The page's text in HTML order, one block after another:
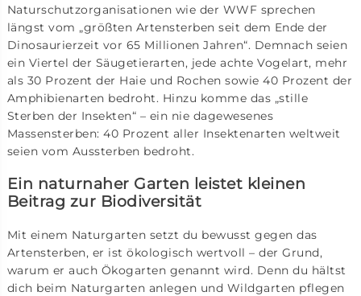
Naturschutzorganisationen wie der WWF sprechen
längst vom „größten Artensterben seit dem Ende der
Dinosaurierzeit vor 65 Millionen Jahren“. Demnach seien
ein Viertel der Säugetierarten, jede achte Vogelart, mehr
als 30 Prozent der Haie und Rochen sowie 40 Prozent der
Amphibienarten bedroht. Hinzu komme das „stille
Sterben der Insekten“ – ein nie dagewesenes
Massensterben: 40 Prozent aller Insektenarten weltweit
seien vom Aussterben bedroht.
Ein naturnaher Garten leistet kleinen
Beitrag zur Biodiversität
Mit einem Naturgarten setzt du bewusst gegen das
Artensterben, er ist ökologisch wertvoll – der Grund,
warum er auch Ökogarten genannt wird. Denn du hältst
dich beim Naturgarten anlegen und Wildgarten pflegen